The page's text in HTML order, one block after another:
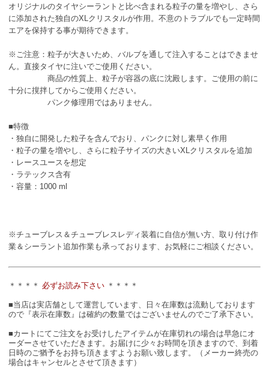
オリジナルのタイヤシーラントと比べ含まれる粒子の量を増やし、さら
に添加された独自のXLクリスタルが作用。不意のトラブルでも一定時間
エアを保持する事が期待できます。
※ご注意：粒子が大きいため、バルブを通して注入することはできませ
ん。直接タイヤに注いでご使用ください。
商品の性質上、粒子が容器の底に沈殿します。ご使用の前に
十分に撹拌してからご使用ください。
パンク修理用ではありません。
■特徴
・独自に開発した粒子を含んでおり、パンクに対し素早く作用
・粒子の量を増やし、さらに粒子サイズの大きいXLクリスタルを追加
・レースユースを想定
・ラテックス含有
・容量：1000 ml
※チューブレス＆チューブレスレディ装着に自信が無い方、取り付け作
業＆シーラント追加作業も承っております、お気軽にご相談ください。
＊＊＊＊ 必ずお読み下さい ＊＊＊＊
■当店は実店舗として運営しています、日々在庫数は流動しております
ので『表示在庫数』は確約の数量ではございませんのでご了承下さい。
■カートにてご注文をお受けしたアイテムが在庫切れの場合は早急にオ
ーダーさせていただきます。お届けに少々お時間を頂きますので、到着
日時のご猶予をお持ち頂きますようお願い致します。（メーカー終売の
場合はキャンセルとさせて頂きます）